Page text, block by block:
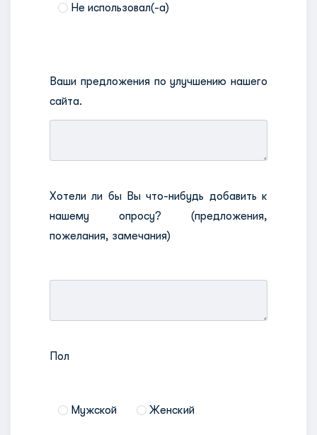
Не использовал(-a)
Ваши предложения по улучшению нашего
сайта.
Хотели ли бы Вы что-нибудь добавить к
нашему опросу? (предложения,
пожелания, замечания)
Пол
Мужской Женский